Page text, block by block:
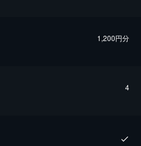
1,200円分
4